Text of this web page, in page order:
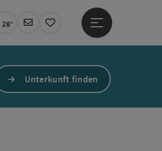
Aktuelles Wetter Linz, wolkig
28°
Newsletter
Merkzettel
Hauptmenü öffnen
Unterkunft finden